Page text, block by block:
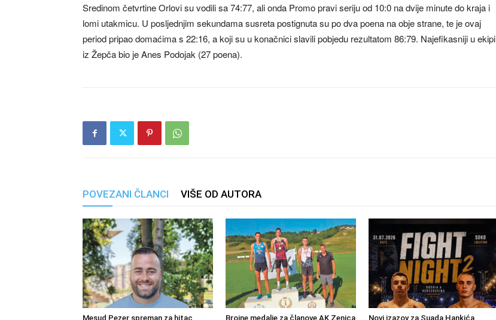
Sredinom četvrtine Orlovi su vodili sa 74:77, ali onda Promo pravi seriju od 10:0 na dvije minute do kraja i
lomi utakmicu. U posljednjim sekundama susreta postignuta su po dva poena na obje strane, te je ovaj
period pripao domaćima s 22:16, a koji su u konačnici slavili pobjedu rezultatom 86:79. Najefikasniji u ekipi
iz Žepča bio je Anes Podojak (27 poena).
POVEZANI ČLANCI VIŠE OD AUTORA
Mesud Pezer spreman za hitac Brojne medalje za članove AK Zenica Novi izazov za Suada Hankića